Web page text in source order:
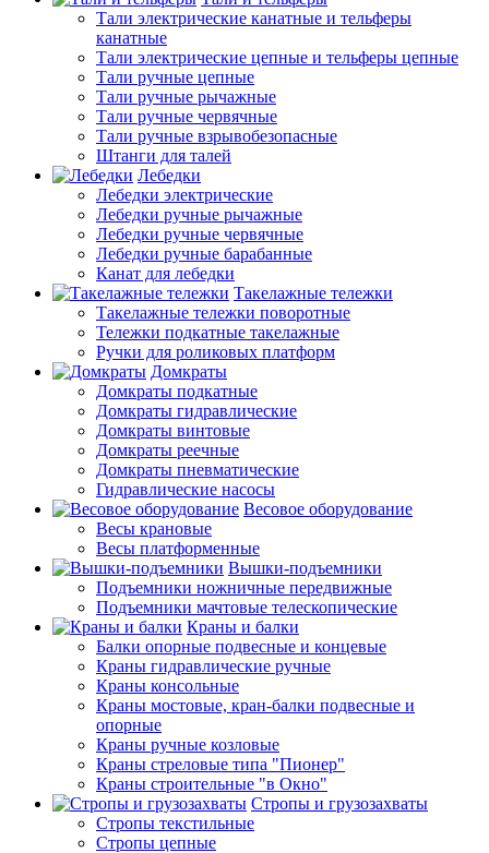
Тали электрические канатные и тельферы
канатные
Тали электрические цепные и тельферы цепные
Тали ручные цепные
Тали ручные рычажные
Тали ручные червячные
Тали ручные взрывобезопасные
Штанги для талей
Лебедки
Лебедки электрические
Лебедки ручные рычажные
Лебедки ручные червячные
Лебедки ручные барабанные
Канат для лебедки
Такелажные тележки
Такелажные тележки поворотные
Тележки подкатные такелажные
Ручки для роликовых платформ
Домкраты
Домкраты подкатные
Домкраты гидравлические
Домкраты винтовые
Домкраты реечные
Домкраты пневматические
Гидравлические насосы
Весовое оборудование
Весы крановые
Весы платформенные
Вышки-подъемники
Подъемники ножничные передвижные
Подъемники мачтовые телескопические
Краны и балки
Балки опорные подвесные и концевые
Краны гидравлические ручные
Краны консольные
Краны мостовые, кран-балки подвесные и
опорные
Краны ручные козловые
Краны стреловые типа "Пионер"
Краны строительные "в Окно"
Стропы и грузозахваты
Стропы текстильные
Стропы цепные